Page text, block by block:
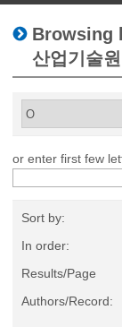
Browsing
산업기술원
or enter first few
Sort by:
In order:
Results/Page
Authors/Record: